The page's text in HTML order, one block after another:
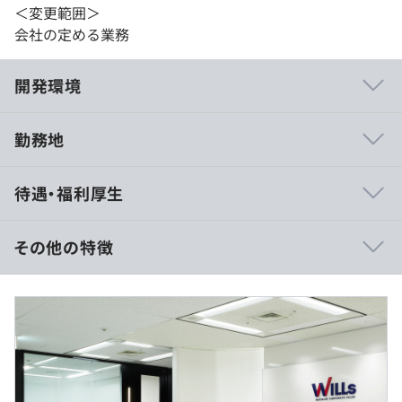
＜変更範囲＞
会社の定める業務
開発環境
当社の技術情報を外部へ発信するため、技術ブログの公開
ウハウを蓄積し、新入社員の入社時や他の人の業務を代理
でおこなう際などに役立てています。
また、出社とリモートを組み合わせたハイブリットワーク
でメリハリをつけた働き方をしています。
【主力プロダクト】
勤務地
待遇・福利厚生
■給与詳細は現職給与を加味して当社規定により決定しま
す。
・固定残業代45時間分を含みます。（役割・職責により管
理監督者としての採用となる場合があり、その場合は適用
外）
・業績により別途決算賞与を支給することがあります。
その他の特徴